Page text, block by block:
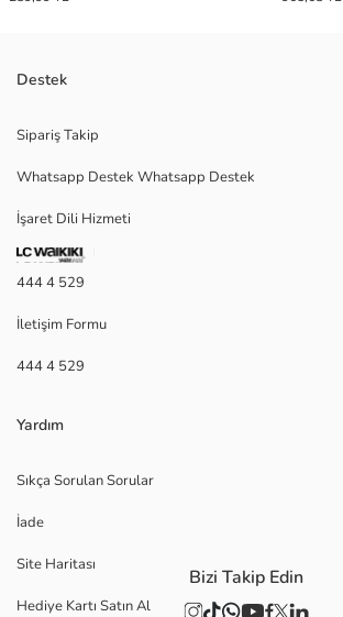
Destek
Sipariş Takip
Whatsapp Destek Whatsapp Destek
İşaret Dili Hizmeti
444 4 529
İletişim Formu
444 4 529
Yardım
Sıkça Sorulan Sorular
İade
Site Haritası
Hediye Kartı Satın Al
Bizi Takip Edin